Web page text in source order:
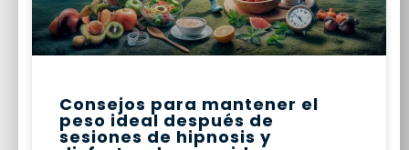
Consejos para mantener el
peso ideal después de
sesiones de hipnosis y